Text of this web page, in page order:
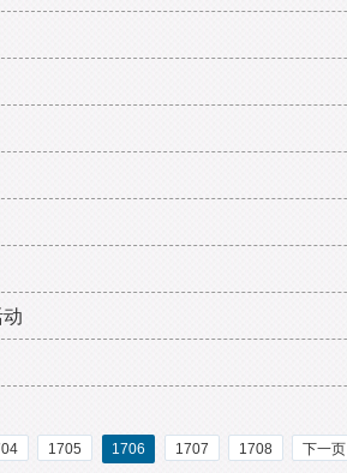
1705 1706 1707 1708 下一页